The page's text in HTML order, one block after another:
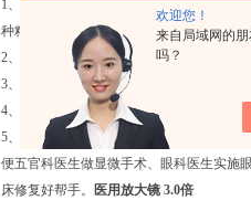
欢迎您！
来自局域网的
吗？
1、医用放大镜镜片采用光学玻璃，镀多
种精细手术提供了方便；
2、头盔佩带，采用柔性材质，顶部和后面
3、放大镜体积小，重量轻，调节精度高
4、提高工作效率：选用本系列医用头灯
5、本系列产品为专业的医用显微放大装
便五官科医生做显微手术、眼科医生实施
床修复好帮手。
医用放大镜 3.0倍